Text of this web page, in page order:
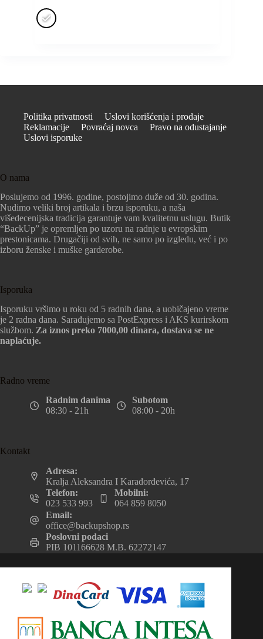
Politika privatnosti
Uslovi korišćenja i prodaje
Reklamacije
Povraćaj novca
Pravo na odustajanje
Uslovi isporuke
O nama
Poslujemo od 1996. godine, postojimo duže od 30. godina.
Nudimo veliki broj artikala i brzu isporuku, a naša
višedecenijska tradicija garantuje vam kvalitetnu uslugu. Butik
“BackUp” je opremljen po uzoru na radnje u evropskim
prestonicama. Drugačiji od svih, ne samo po izgledu, već i po
izboru ženske i muške garderobe.
Isporuka
Isporuku vršimo u roku od 5 radnih dana, a uobičajeno vreme
je 2 radna dana. Sarađujemo sa PostExpress i AKS kurirskom
službom. Za iznos preko 7000,00 dinara, dostava se ne
naplaćuje.
Radno vreme
Radnim danima
08:30 - 21h
Subotom
08:00 - 20h
Kontakt
Adresa:
Kralja Aleksandra I Karađorđevića, 17
Telefon:
023 533 993
Mobilni:
064 859 8050
Email:
office@backupshop.rs
Poslovni podaci
PIB 101166628 M.B. 62272147